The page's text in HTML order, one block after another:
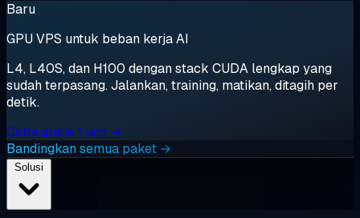
Baru
GPU VPS untuk beban kerja AI
L4, L40S, dan H100 dengan stack CUDA lengkap yang
sudah terpasang. Jalankan, training, matikan, ditagih per
detik.
Coba gratis 1 jam →
Bandingkan semua paket →